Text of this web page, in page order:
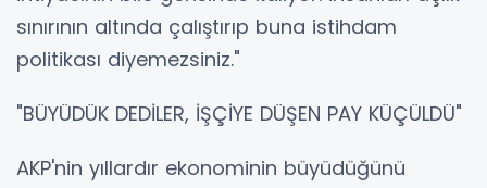
sınırının altında çalıştırıp buna istihdam
politikası diyemezsiniz."
"BÜYÜDÜK DEDİLER, İŞÇİYE DÜŞEN PAY KÜÇÜLDÜ"
AKP'nin yıllardır ekonominin büyüdüğünü